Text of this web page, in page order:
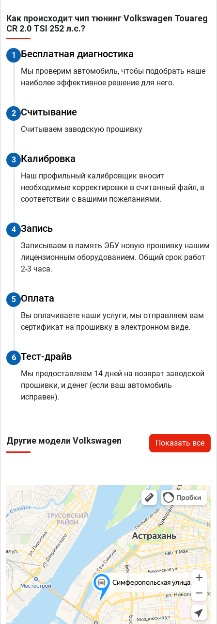
Как происходит чип тюнинг Volkswagen Touareg
CR 2.0 TSI 252 л.с.?
1 Бесплатная диагностика
Мы проверим автомобиль, чтобы подобрать наше
наиболее эффективное решение для него.
2 Считывание
Считываем заводскую прошивку
3 Калибровка
Наш профильный калибровщик вносит
необходимые корректировки в считанный файл, в
соответствии с вашими пожеланиями.
4 Запись
Записываем в память ЭБУ новую прошивку нашим
лицензионным оборудованием. Общий срок работ
2-3 часа.
5 Оплата
Вы оплачиваете наши услуги, мы отправляем вам
сертификат на прошивку в электронном виде.
6 Тест-драйв
Мы предоставляем 14 дней на возврат заводской
прошивки, и денег (если ваш автомобиль
исправен).
Другие модели Volkswagen Показать все